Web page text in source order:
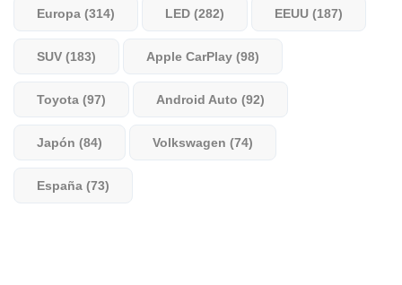
Europa (314) LED (282) EEUU (187)
SUV (183) Apple CarPlay (98)
Toyota (97) Android Auto (92)
Japón (84) Volkswagen (74)
España (73)